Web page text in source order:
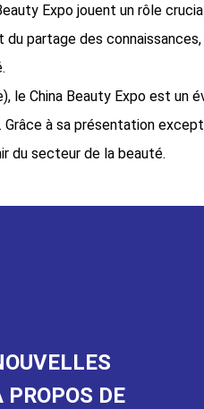
Expo jouent un rôle
partage des
le China Beauty Expo est un
à sa présentation
du secteur de la beauté.
PROPOS DE